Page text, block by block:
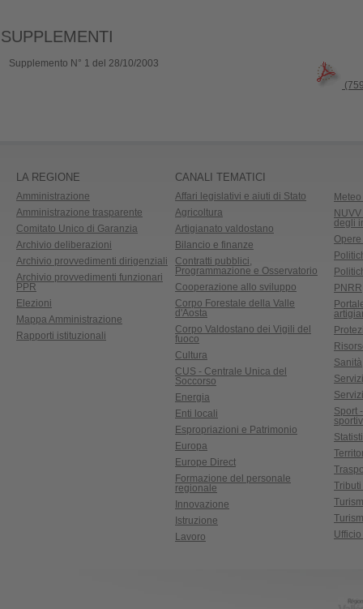
SUPPLEMENTI
Supplemento N° 1 del 28/10/2003
LA REGIONE
Amministrazione
Amministrazione trasparente
Comitato Unico di Garanzia
Archivio deliberazioni
Archivio provvedimenti dirigenziali
Archivio provvedimenti funzionari
PPR
Elezioni
Mappa Amministrazione
Rapporti istituzionali
CANALI TEMATICI
Affari legislativi e aiuti di Stato
Agricoltura
Artigianato valdostano
Bilancio e finanze
Contratti pubblici,
Programmazione e Osservatorio
Cooperazione allo sviluppo
Corpo Forestale della Valle
d'Aosta
Corpo Valdostano dei Vigili del
fuoco
Cultura
CUS - Centrale Unica del
Soccorso
Energia
Enti locali
Espropriazioni e Patrimonio
Europa
Europe Direct
Formazione del personale
regionale
Innovazione
Istruzione
Lavoro
degli
PNRR
Sanità
Sport